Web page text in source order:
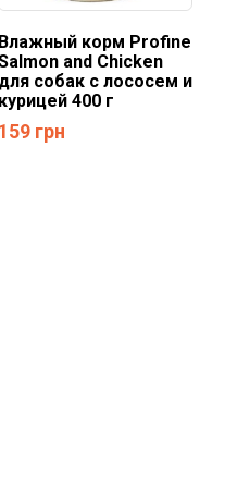
Влажный корм Profine
and Chicken
для собак с лососем и
курицей 400 г
159 грн